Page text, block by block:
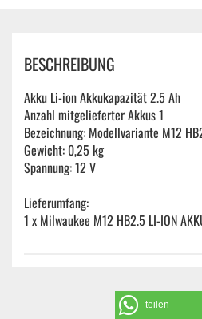
BESCHREIBUNG
Akku Li-ion Akkukapazität 2.5 Ah
Anzahl mitgelieferter Akkus 1
Bezeichnung: Modellvariante M12
Gewicht: 0,25 kg
Spannung: 12 V
Lieferumfang:
1 x Milwaukee M12 HB2.5 LI-ION
teilen